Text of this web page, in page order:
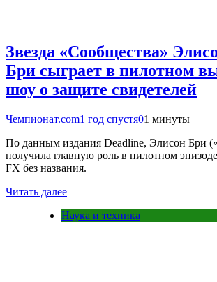
Звезда «Сообщества»
Бри сыграет в пилотном
шоу о защите свидетелей
Чемпионат.com1 год спустя01 минуты
По данным издания Deadline, Элисон Бри
получила главную роль в пилотном
FX без названия.
Читать далее
Наука и техника